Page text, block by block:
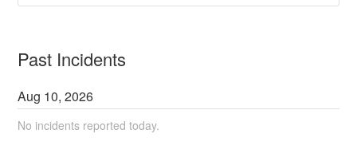
Past Incidents
Aug 10,2026
No incidents reported today.